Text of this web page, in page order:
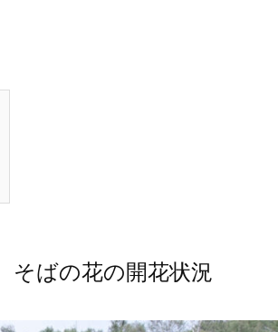
ばの花の開花状況